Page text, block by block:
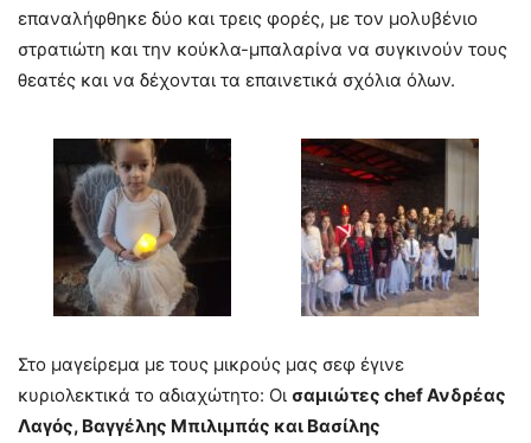
επαναλήφθηκε δύο και τρεις φορές, με τον μολυβένιο
στρατιώτη και την κούκλα-μπαλαρίνα να συγκινούν τους
θεατές και να δέχονται τα επαινετικά σχόλια όλων.
Στο μαγείρεμα με τους μικρούς μας σεφ έγινε
κυριολεκτικά το αδιαχώτητο: Οι σαμιώτες chefΑνδρέας
Λαγός, Βαγγέλης Μπιλιμπάς και Βασίλης